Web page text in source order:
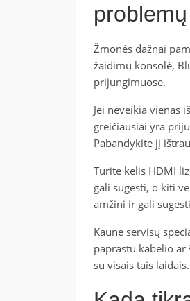
Žmonės dažnai
žaidimų konsolė,
prijungimuose.
Jei neveikia vienas
greičiausiai yra
Pabandykite jį
Turite kelis HDMI
gali sugesti, o kiti
amžini ir gali
Kaune servisų
paprastu kabelio
su visais tais laidais.